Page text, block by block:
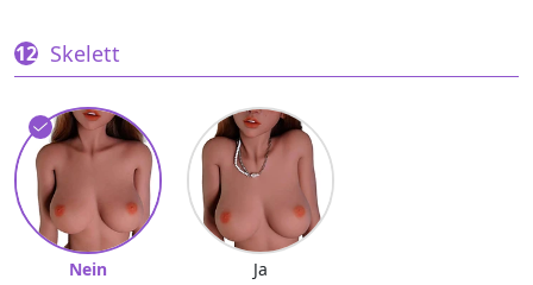
Skelett
Nein Ja